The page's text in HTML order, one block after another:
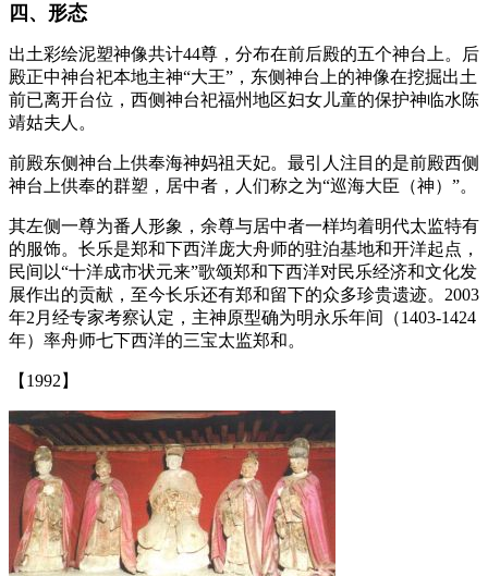
四、形态
出土彩绘泥塑神像共计44尊，分布在前后殿的五个神台上。后
殿正中神台祀本地主神“大王”，东侧神台上的神像在挖掘出土
前已离开台位，西侧神台祀福州地区妇女儿童的保护神临水陈
靖姑夫人。
前殿东侧神台上供奉海神妈祖天妃。最引人注目的是前殿西侧
神台上供奉的群塑，居中者，人们称之为“巡海大臣（神）”。
其左侧一尊为番人形象，余尊与居中者一样均着明代太监特有
的服饰。长乐是郑和下西洋庞大舟师的驻泊基地和开洋起点，
民间以“十洋成市状元来”歌颂郑和下西洋对民乐经济和文化发
展作出的贡献，至今长乐还有郑和留下的众多珍贵遗迹。2003
年2月经专家考察认定，主神原型确为明永乐年间（1403-1424
年）率舟师七下西洋的三宝太监郑和。
【1992】